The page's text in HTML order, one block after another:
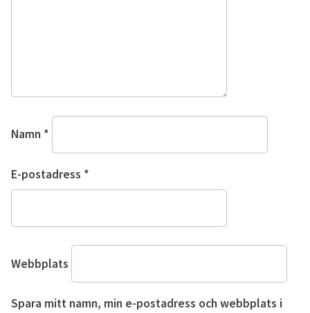
Namn *
E-postadress *
Webbplats
Spara mitt namn, min e-postadress och webbplats i